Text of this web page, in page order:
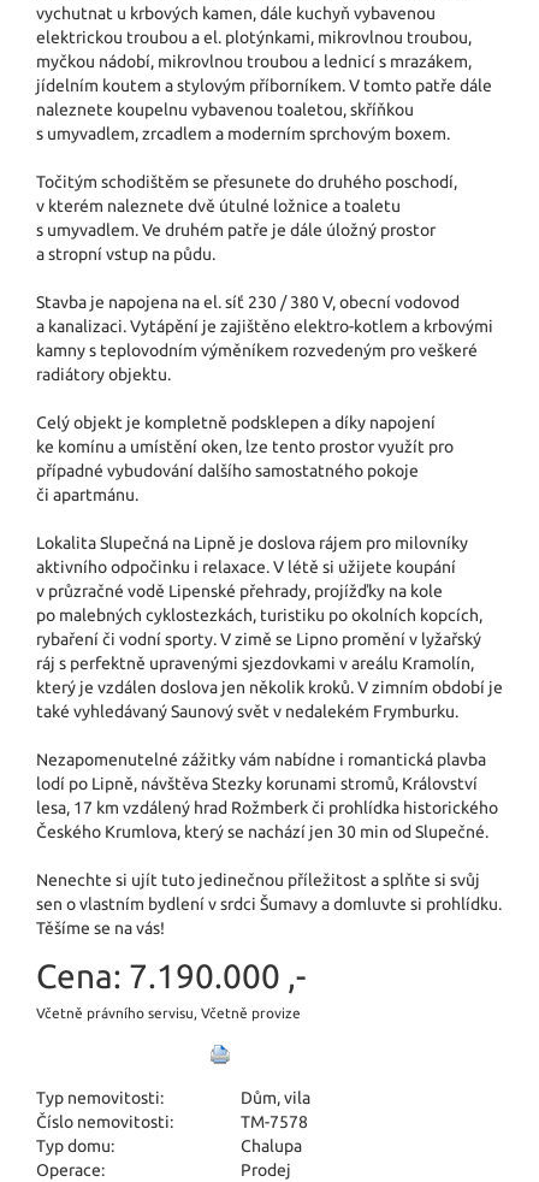
vychutnat u krbových kamen, dále kuchyň vybavenou
elektrickou troubou a el. plotýnkami, mikrovlnou troubou,
myčkou nádobí, mikrovlnou troubou a lednicí s mrazákem,
jídelním koutem a stylovým příborníkem. V tomto patře dále
naleznete koupelnu vybavenou toaletou, skříňkou
s umyvadlem, zrcadlem a moderním sprchovým boxem.
Točitým schodištěm se přesunete do druhého poschodí,
v kterém naleznete dvě útulné ložnice a toaletu
s umyvadlem. Ve druhém patře je dále úložný prostor
a stropní vstup na půdu.
Stavba je napojena na el. síť 230 / 380 V, obecní vodovod
a kanalizaci. Vytápění je zajištěno elektro-kotlem a krbovými
kamny s teplovodním výměníkem rozvedeným pro veškeré
radiátory objektu.
Celý objekt je kompletně podsklepen a díky napojení
ke komínu a umístění oken, lze tento prostor využít pro
případné vybudování dalšího samostatného pokoje
či apartmánu.
Lokalita Slupečná na Lipně je doslova rájem pro milovníky
aktivního odpočinku i relaxace. V létě si užijete koupání
v průzračné vodě Lipenské přehrady, projížďky na kole
po malebných cyklostezkách, turistiku po okolních kopcích,
rybaření či vodní sporty. V zimě se Lipno promění v lyžařský
ráj s perfektně upravenými sjezdovkami v areálu Kramolín,
který je vzdálen doslova jen několik kroků. V zimním období je
také vyhledávaný Saunový svět v nedalekém Frymburku.
Nezapomenutelné zážitky vám nabídne i romantická plavba
lodí po Lipně, návštěva Stezky korunami stromů, Království
lesa, 17 km vzdálený hrad Rožmberk či prohlídka historického
Českého Krumlova, který se nachází jen 30 min od Slupečné.
Nenechte si ujít tuto jedinečnou příležitost a splňte si svůj
sen o vlastním bydlení v srdci Šumavy a domluvte si prohlídku.
Těšíme se na vás!
Cena: 7.190.000 ,-
Včetně právního servisu, Včetně provize
Typ nemovitosti:
Dům, vila
Číslo nemovitosti:
TM-7578
Typ domu:
Chalupa
Operace:
Prodej